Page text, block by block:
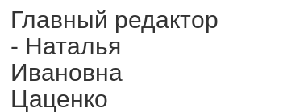
Главный редактор
- Наталья
Ивановна
Цаценко